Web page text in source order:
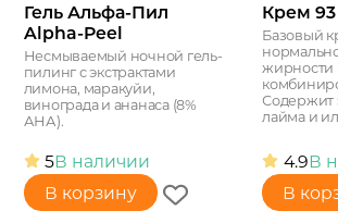
Гель Альфа-Пил
Alpha-Peel
Несмываемый ночной гель-
пилинг с экстрактами
лимона, маракуйи,
винограда и ананаса (8%
АНА).
5В наличии
В корзину
Крем
Базовый
жирности
Содержит
лайма и
4.9В
В